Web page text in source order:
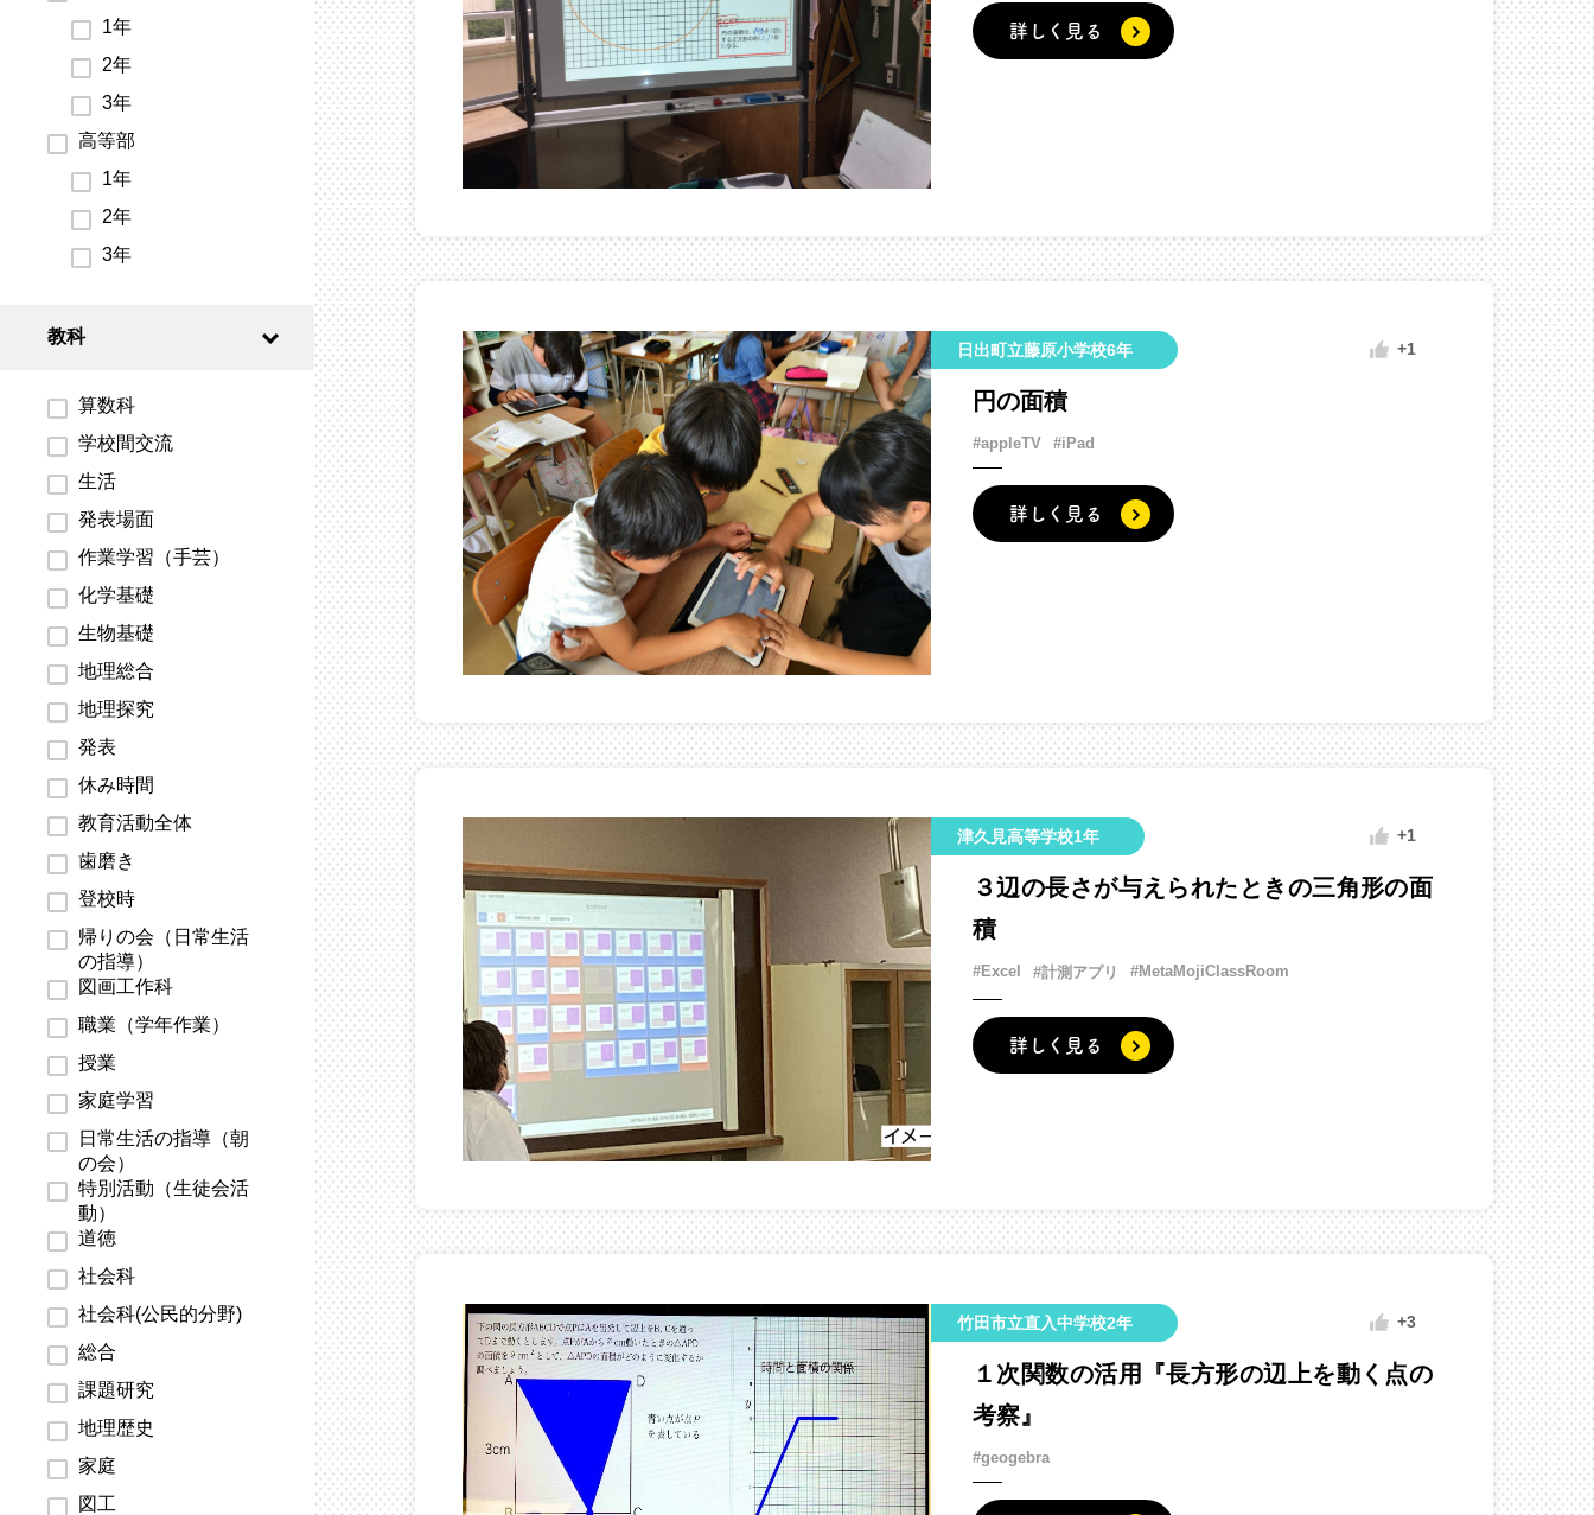
1年
2年
3年
高等部
1年
2年
3年
教科
算数科
学校間交流
生活
発表場面
作業学習（手芸）
化学基礎
生物基礎
地理総合
地理探究
発表
休み時間
教育活動全体
歯磨き
登校時
帰りの会（日常生活
の指導）
図画工作科
職業（学年作業）
授業
家庭学習
日常生活の指導（朝
の会）
特別活動（生徒会活
動）
道徳
社会科
社会科(公民的分野)
総合
課題研究
地理歴史
家庭
図工
詳しく見る
日出町立藤原小学校6年 +1
円の面積
#appleTV #iPad
詳しく見る
津久見高等学校1年 +1
３辺の長さが与えられたときの三角形の面
積
#Excel #計測アプリ #MetaMojiClassRoom
詳しく見る
竹田市立直入中学校2年 +3
１次関数の活用『長方形の辺上を動く点の
考察』
#geogebra